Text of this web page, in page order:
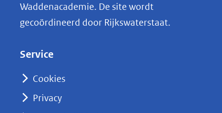
k
e
Waddenacademie. De site wordt
gecoördineerd door Rijkswaterstaat.
Service
Cookies
Privacy